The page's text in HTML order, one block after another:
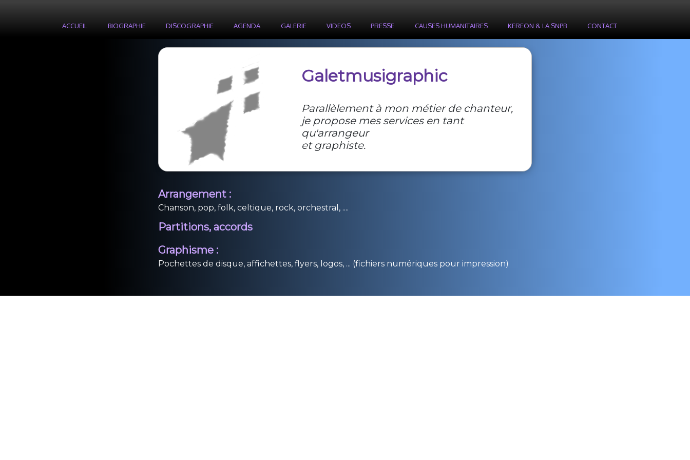
ACCUEIL BIOGRAPHIE DISCOGRAPHIE AGENDA GALERIE VIDEOS PRESSE CAUSES HUMANITAIRES KEREON & LA SNPB CONTACT
Galetmusigraphic
Parallèlement à mon métier de chanteur,
je propose mes services en tant
qu'arrangeur
et graphiste.
Arrangement :
Chanson, pop, folk, celtique, rock, orchestral, ....
Partitions, accords
Graphisme :
Pochettes de disque, affichettes, flyers, logos, ... (fichiers numériques pour impression)